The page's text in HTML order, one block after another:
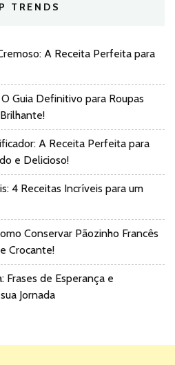
TRENDS
A Receita Perfeita para
Guia Definitivo para Roupas
A Receita Perfeita para
e Delicioso!
4 Receitas Incríveis para um
Conservar Pãozinho Francês
Crocante!
Frases de Esperança e
Jornada